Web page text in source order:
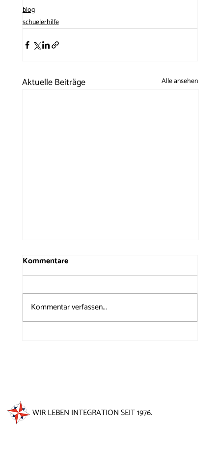
blog
schuelerhilfe
Aktuelle Beiträge Alle ansehen
Kommentare
Kommentar verfassen...
WIR LEBEN INTEGRATION SEIT 1976.